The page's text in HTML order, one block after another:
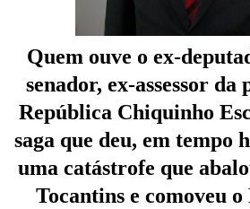
Quem ouve o ex-
senador, ex-assessor da
República Chiquinho
saga que deu, em tempo
uma catástrofe que
Tocantins e comoveu o